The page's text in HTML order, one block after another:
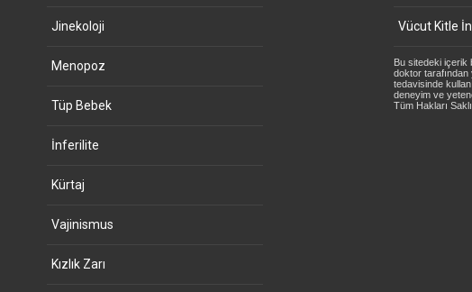
Jinekoloji
Menopoz
Tüp Bebek
İnferilite
Kürtaj
Vajinismus
Kızlık Zarı
Vücut Kitle
Bu sitedeki içerik
doktor tarafından
tedavisinde
deneyim ve
Tüm Hakları